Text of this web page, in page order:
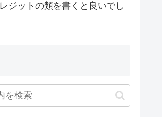
ジットの類を書くと良いでし